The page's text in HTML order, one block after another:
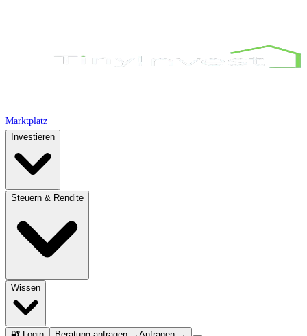
Marktplatz
Investieren
Steuern & Rendite
Wissen